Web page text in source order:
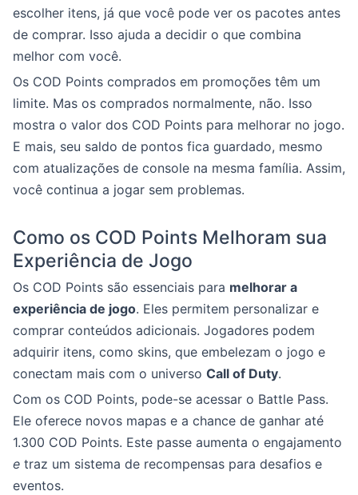
escolher itens, já que você pode ver os pacotes antes
de comprar. Isso ajuda a decidir o que combina
melhor com você.
Os COD Points comprados em promoções têm um
limite. Mas os comprados normalmente, não. Isso
mostra o valor dos COD Points para melhorar no jogo.
E mais, seu saldo de pontos fica guardado, mesmo
com atualizações de console na mesma família. Assim,
você continua a jogar sem problemas.
Como os COD Points Melhoram sua
Experiência de Jogo
Os COD Points são essenciais para melhorar a
experiência de jogo. Eles permitem personalizar e
comprar conteúdos adicionais. Jogadores podem
adquirir itens, como skins, que embelezam o jogo e
conectam mais com o universo Call of Duty.
Com os COD Points, pode-se acessar o Battle Pass.
Ele oferece novos mapas e a chance de ganhar até
1.300 COD Points. Este passe aumenta o engajamento
e traz um sistema de recompensas para desafios e
eventos.